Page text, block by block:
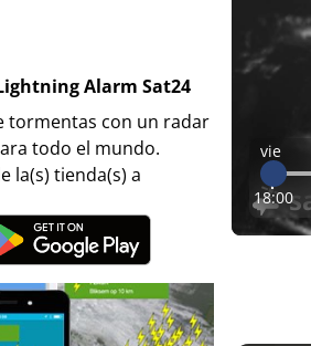
Alarm Sat24
tormentas con un radar
todo el mundo.
la(s) tienda(s) a
vie
18:00